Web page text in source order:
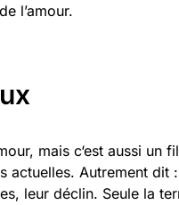
l’amour.
mais c‘est aussi un
actuelles. Autrement dit
leur déclin. Seule la